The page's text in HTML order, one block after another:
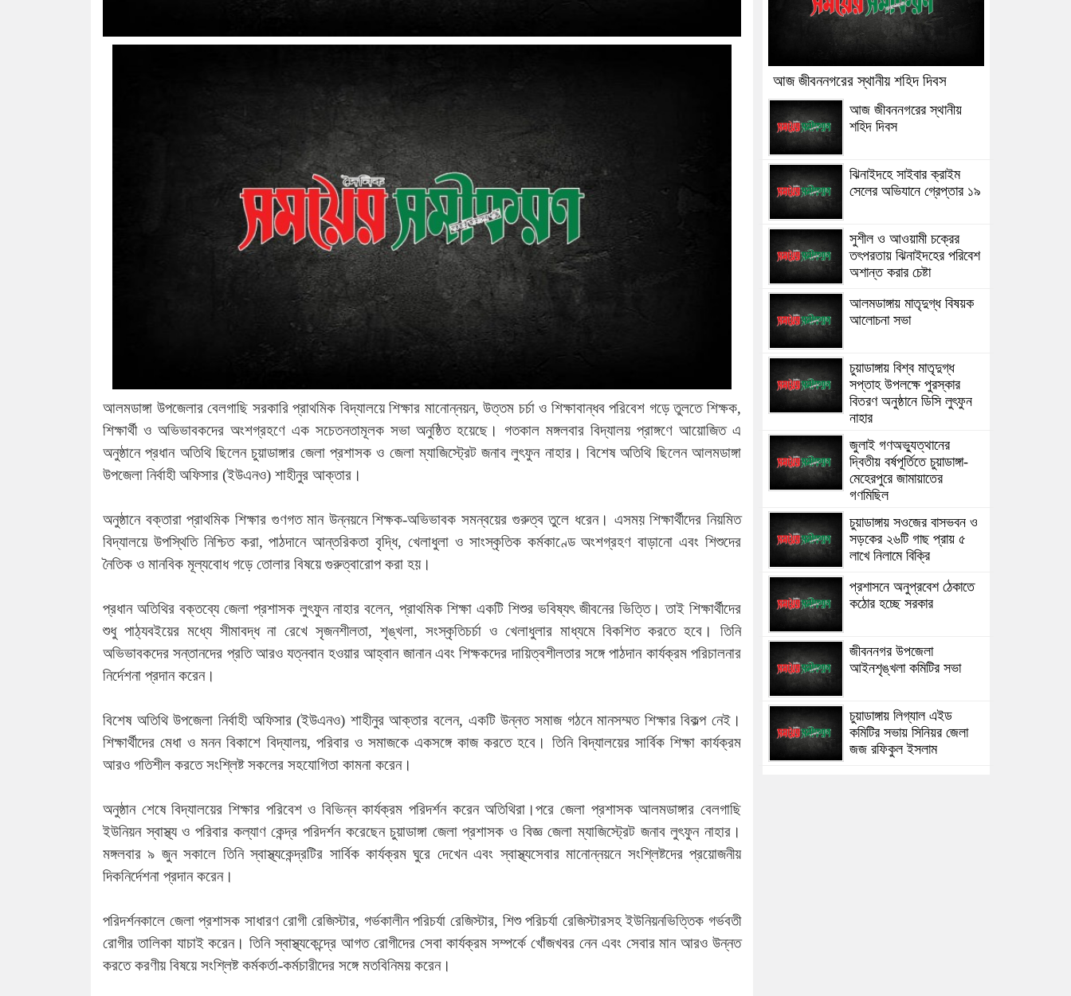
আলমডাঙ্গা উপজেলার বেলগাছি সরকারি প্রাথমিক বিদ্যালয়ে শিক্ষার মানোন্নয়ন, উত্তম চর্চা ও শিক্ষাবান্ধব পরিবেশ গড়ে তুলতে শিক্ষক,
শিক্ষার্থী ও অভিভাবকদের অংশগ্রহণে এক সচেতনতামূলক সভা অনুষ্ঠিত হয়েছে। গতকাল মঙ্গলবার বিদ্যালয় প্রাঙ্গণে আয়োজিত এ
অনুষ্ঠানে প্রধান অতিথি ছিলেন চুয়াডাঙ্গার জেলা প্রশাসক ও জেলা ম্যাজিস্ট্রেট জনাব লুৎফুন নাহার। বিশেষ অতিথি ছিলেন আলমডাঙ্গা
উপজেলা নির্বাহী অফিসার (ইউএনও) শাহীনুর আক্তার।
অনুষ্ঠানে বক্তারা প্রাথমিক শিক্ষার গুণগত মান উন্নয়নে শিক্ষক-অভিভাবক সমন্বয়ের গুরুত্ব তুলে ধরেন। এসময় শিক্ষার্থীদের নিয়মিত
বিদ্যালয়ে উপস্থিতি নিশ্চিত করা, পাঠদানে আন্তরিকতা বৃদ্ধি, খেলাধুলা ও সাংস্কৃতিক কর্মকাণ্ডে অংশগ্রহণ বাড়ানো এবং শিশুদের
নৈতিক ও মানবিক মূল্যবোধ গড়ে তোলার বিষয়ে গুরুত্বারোপ করা হয়।
প্রধান অতিথির বক্তব্যে জেলা প্রশাসক লুৎফুন নাহার বলেন, প্রাথমিক শিক্ষা একটি শিশুর ভবিষ্যৎ জীবনের ভিত্তি। তাই শিক্ষার্থীদের
শুধু পাঠ্যবইয়ের মধ্যে সীমাবদ্ধ না রেখে সৃজনশীলতা, শৃঙ্খলা, সংস্কৃতিচর্চা ও খেলাধুলার মাধ্যমে বিকশিত করতে হবে। তিনি
অভিভাবকদের সন্তানদের প্রতি আরও যত্নবান হওয়ার আহ্বান জানান এবং শিক্ষকদের দায়িত্বশীলতার সঙ্গে পাঠদান কার্যক্রম পরিচালনার
নির্দেশনা প্রদান করেন।
বিশেষ অতিথি উপজেলা নির্বাহী অফিসার (ইউএনও) শাহীনুর আক্তার বলেন, একটি উন্নত সমাজ গঠনে মানসম্মত শিক্ষার বিকল্প নেই।
শিক্ষার্থীদের মেধা ও মনন বিকাশে বিদ্যালয়, পরিবার ও সমাজকে একসঙ্গে কাজ করতে হবে। তিনি বিদ্যালয়ের সার্বিক শিক্ষা কার্যক্রম
আরও গতিশীল করতে সংশ্লিষ্ট সকলের সহযোগিতা কামনা করেন।
অনুষ্ঠান শেষে বিদ্যালয়ের শিক্ষার পরিবেশ ও বিভিন্ন কার্যক্রম পরিদর্শন করেন অতিথিরা।পরে জেলা প্রশাসক আলমডাঙ্গার বেলগাছি
ইউনিয়ন স্বাস্থ্য ও পরিবার কল্যাণ কেন্দ্র পরিদর্শন করেছেন চুয়াডাঙ্গা জেলা প্রশাসক ও বিজ্ঞ জেলা ম্যাজিস্ট্রেট জনাব লুৎফুন নাহার।
মঙ্গলবার ৯ জুন সকালে তিনি স্বাস্থ্যকেন্দ্রটির সার্বিক কার্যক্রম ঘুরে দেখেন এবং স্বাস্থ্যসেবার মানোন্নয়নে সংশ্লিষ্টদের প্রয়োজনীয়
দিকনির্দেশনা প্রদান করেন।
পরিদর্শনকালে জেলা প্রশাসক সাধারণ রোগী রেজিস্টার, গর্ভকালীন পরিচর্যা রেজিস্টার, শিশু পরিচর্যা রেজিস্টারসহ ইউনিয়নভিত্তিক গর্ভবতী
রোগীর তালিকা যাচাই করেন। তিনি স্বাস্থ্যকেন্দ্রে আগত রোগীদের সেবা কার্যক্রম সম্পর্কে খোঁজখবর নেন এবং সেবার মান আরও উন্নত
করতে করণীয় বিষয়ে সংশ্লিষ্ট কর্মকর্তা-কর্মচারীদের সঙ্গে মতবিনিময় করেন।
আজ জীবননগরের স্থানীয় শহিদ দিবস
আজ জীবননগরের স্থানীয়
শহিদ দিবস
ঝিনাইদহে সাইবার ক্রাইম
সেলের অভিযানে গ্রেপ্তার ১৯
সুশীল ও আওয়ামী চক্রের
তৎপরতায় ঝিনাইদহের পরিবেশ
অশান্ত করার চেষ্টা
আলমডাঙ্গায় মাতৃদুগ্ধ বিষয়ক
আলোচনা সভা
চুয়াডাঙ্গায় বিশ্ব মাতৃদুগ্ধ
সপ্তাহ উপলক্ষে পুরস্কার
বিতরণ অনুষ্ঠানে ডিসি লুৎফুন
নাহার
জুলাই গণঅভ্যুত্থানের
দ্বিতীয় বর্ষপূর্তিতে চুয়াডাঙ্গা-
মেহেরপুরে জামায়াতের
গণমিছিল
চুয়াডাঙ্গায় সওজের বাসভবন ও
সড়কের ২৬টি গাছ প্রায় ৫
লাখে নিলামে বিক্রি
প্রশাসনে অনুপ্রবেশ ঠেকাতে
কঠোর হচ্ছে সরকার
জীবননগর উপজেলা
আইনশৃঙ্খলা কমিটির সভা
চুয়াডাঙ্গায় লিগ্যাল এইড
কমিটির সভায় সিনিয়র জেলা
জজ রফিকুল ইসলাম